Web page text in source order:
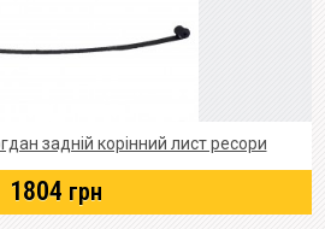
задній корінний лист ресори
1804 грн